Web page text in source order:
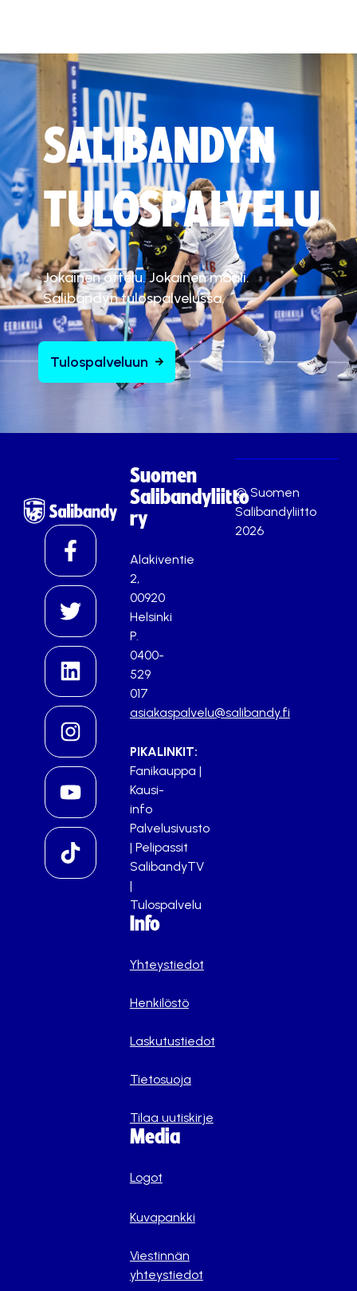
SALIBANDYN
TULOSPALVELU
Jokainen ottelu. Jokainen maali.
Salibandyn tulospalvelussa.
Tulospalveluun
Suomen
Salibandyliitto
ry
Alakiventie
2,
00920
Helsinki
P.
0400-
529
017
asiakaspalvelu@salibandy.fi
PIKALINKIT:
Fanikauppa |
Kausi-
info
Palvelusivusto
| Pelipassit
SalibandyTV
|
Tulospalvelu
Info
Yhteystiedot
Henkilöstö
Laskutustiedot
Tietosuoja
Tilaa uutiskirje
Media
Logot
Kuvapankki
Viestinnän
yhteystiedot
© Suomen
Salibandyliitto
2026